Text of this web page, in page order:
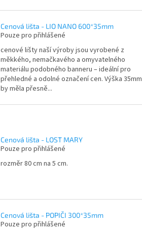
Cenová lišta - LIO NANO 600*35mm
Pouze pro přihlášené
cenové lišty naší výroby jsou vyrobené z
měkkého, nemačkavého a omyvatelného
materiálu podobného banneru – ideální pro
přehledné a odolné označení cen. Výška 35mm
by měla přesně...
Cenová lišta - LOST MARY
Pouze pro přihlášené
rozměr 80 cm na 5 cm.
Cenová lišta - POPIČI 300*35mm
Pouze pro přihlášené